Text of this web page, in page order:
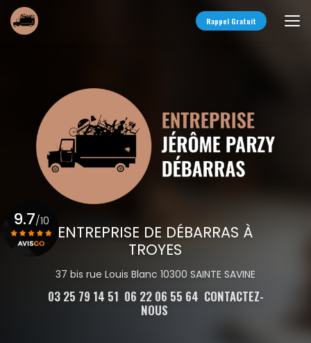
Aller
au
contenu
Rappel Gratuit
ENTREPRISE DE DÉBARRAS À
TROYES
37 bis rue Louis Blanc 10300 SAINTE SAVINE
03 25 79 14 51 06 22 06 55 64 CONTACTEZ-
NOUS
9.7/10